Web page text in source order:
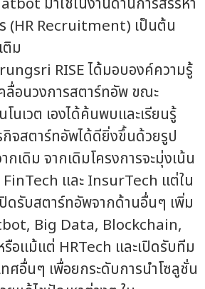
(HR Recruitment) เป็นต้น
ติม
RISE ได้มอบองค์ความรู้
ลื่อนวงการสตาร์ทอัพ ขณะ
นเวต เองได้ค้นพบและเรียนรู้
กิจสตาร์ทอัพได้ดียิ่งขึ้นด้วยรูป
เดิม จากเดิมโครงการจะมุ่งเน้น
และ InsurTech แต่ใน
ดรับสตาร์ทอัพจากด้านอื่นๆ เพิ่ม
Big Data, Blockchain,
อแม้แต่ HRTech และเปิดรับทีม
ศอื่นๆ เพื่อยกระดับการนำโซลูชั่น